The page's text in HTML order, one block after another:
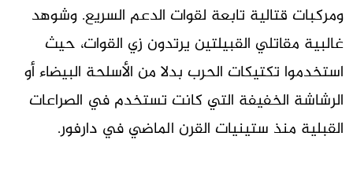
ومركبات قتالية تابعة لقوات الدعم السريع. وشوهد
غالبية مقاتلي القبيلتين يرتدون زي القوات، حيث
استخدموا تكتيكات الحرب بدلا من الأسلحة البيضاء أو
الرشاشة الخفيفة التي كانت تستخدم في الصراعات
القبلية منذ ستينيات القرن الماضي في دارفور.